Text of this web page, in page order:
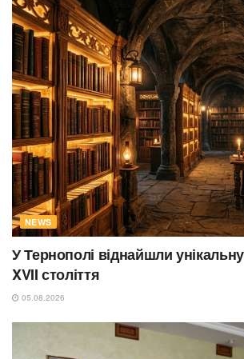
NEWS
У Тернополі віднайшли
XVII століття
05.08.2026